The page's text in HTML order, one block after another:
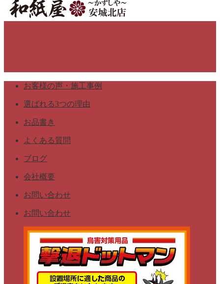
お客様の声・施工事例
選ばれる3つの理由
お品書き
よくある質問
ブログ
会社概要
お問い合わせ
お問い合わせ